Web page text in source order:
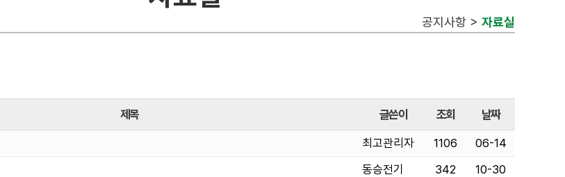
공지사항 > 자료실
제목 글쓴이 조회 날짜
최고관리자 1106
06-14
동승전기 342
10-30